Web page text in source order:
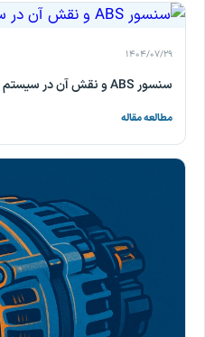
۱۴۰۴/۰۷/۲۹
سنسور ABS و نقش آن در سیستم ترمز ضدقفل خودرو
مطالعه مقاله